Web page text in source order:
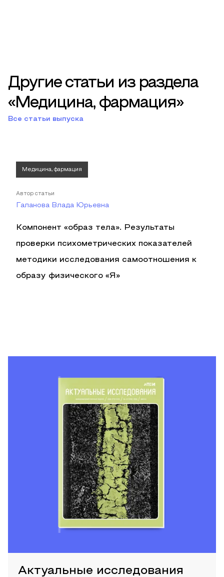
Другие статьи из раздела
«Медицина, фармация»
Все статьи выпуска
Медицина, фармация
Автор статьи
Галанова Влада Юрьевна
Компонент «образ тела». Результаты
проверки психометрических показателей
методики исследования самоотношения к
образу физического «Я»
Актуальные исследования